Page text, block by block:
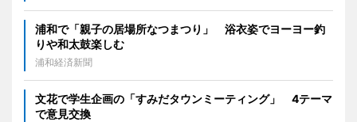
浦和で「親子の居場所なつまつり」 浴衣姿でヨーヨー釣
りや和太鼓楽しむ
浦和経済新聞
文花で学生企画の「すみだタウンミーティング」 4テーマ
で意見交換